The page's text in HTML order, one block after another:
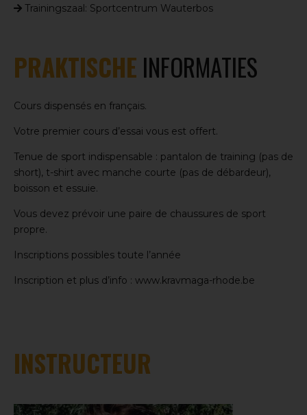
Trainingszaal: Sportcentrum Wauterbos
PRAKTISCHE INFORMATIES
Cours dispensés en français.
Votre premier cours d’essai vous est offert.
Tenue de sport indispensable : pantalon de training (pas de
short), t-shirt avec manche courte (pas de débardeur),
boisson et essuie.
Vous devez prévoir une paire de chaussures de sport
propre.
Inscriptions possibles toute l’année
Inscription et plus d’info : www.kravmaga-rhode.be
INSTRUCTEUR